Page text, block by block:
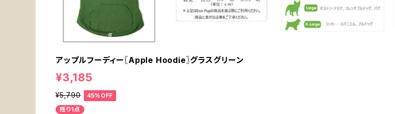
アップルフーディー〖Apple Hoodie〗グラスグリーン
¥3,185
¥5,790
45%OFF
残り1点